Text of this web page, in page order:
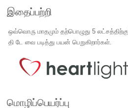
இதைப்பற்றி
ஒவ்வொரு மாதமும் தற்பொழுது 5
தி டே வை படித்து பயன் பெறுகிறார்கள்.
மொழிப்பெயர்ப்பு